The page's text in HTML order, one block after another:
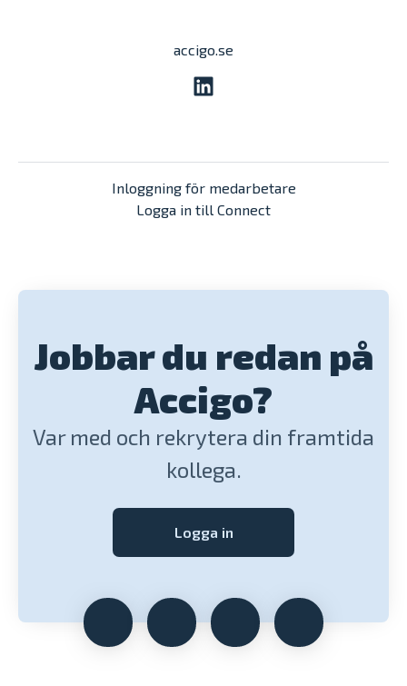
accigo.se
Inloggning för medarbetare
Logga in till Connect
Jobbar du redan på
Accigo?
Var med och rekrytera din framtida
kollega.
Logga in